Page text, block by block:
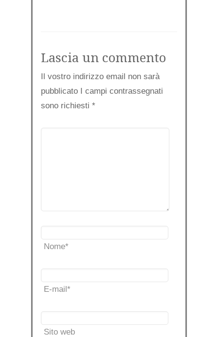
Lascia un commento
Il vostro indirizzo email non sarà
pubblicato I campi contrassegnati
sono richiesti *
Nome*
E-mail*
Sito web